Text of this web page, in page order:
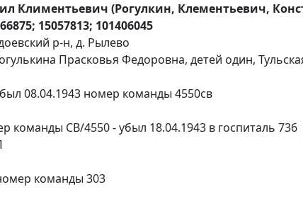
Климентьевич (Рогулкин, Клементьевич,
15057813; 101406045
р-н, д. Рылево
Прасковья Федоровна, детей один,
08.04.1943 номер команды 4550св
команды СВ/4550 - убыл 18.04.1943 в госпиталь 736
команды 303